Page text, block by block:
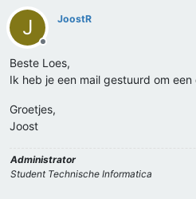
J
Offline
JoostR
Beste Loes,
Ik heb je een mail gestuurd om
Groetjes,
Joost
Administrator
Student Technische Informatica